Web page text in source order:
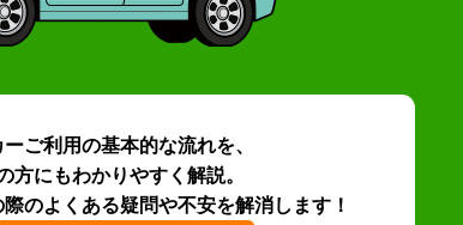
ご利用の基本的な流れを、
方にもわかりやすく解説。
のよくある疑問や不安を解消します！